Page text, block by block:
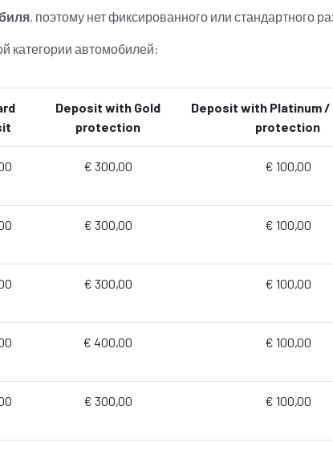
, поэтому нет фиксированного или стандартного
категории автомобилей:
Deposit with Gold
protection
Deposit with Platinum /
protection
€ 300,00 € 100,00
€ 300,00 € 100,00
€ 300,00 € 100,00
€ 400,00 € 100,00
€ 300,00 € 100,00